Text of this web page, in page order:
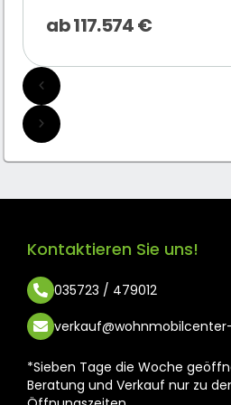
ab117.574€
Kontaktieren Sie uns!
035723 / 479012
*Sieben Tage die Woche
Beratung und Verkauf nur zu